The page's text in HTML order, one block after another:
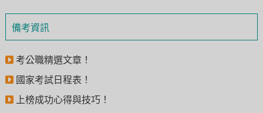
備考資訊
考公職精選文章！
國家考試日程表！
上榜成功心得與技巧！